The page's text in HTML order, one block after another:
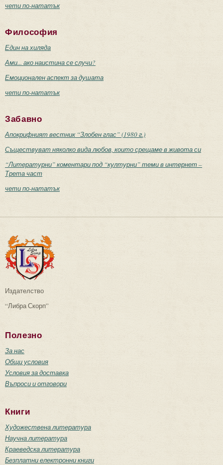
чети по-нататък
Философия
Един на хиляда
Ами... ако наистина се случи?
Емоционален аспект за душата
чети по-нататък
Забавно
Апокрифният вестник “Злобен глас” (1980 г.)
Съществуват няколко вида любов, които срещаме в живота си
“Литературни” коментари под “културни” теми в интернет –
Трета част
чети по-нататък
Издателство
“Либра Скорп”
Полезно
За нас
Общи условия
Условия за доставка
Въпроси и отговори
Книги
Художествена литература
Научна литература
Краеведска литература
Безплатни електронни книги